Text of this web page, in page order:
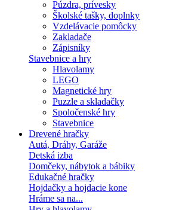
Púzdra, prívesky
Školské tašky, doplnky
Vzdelávacie pomôcky
Zakladače
Zápisníky
Stavebnice a hry
Hlavolamy
LEGO
Magnetické hry
Puzzle a skladačky
Spoločenské hry
Stavebnice
Drevené hračky
Autá, Dráhy, Garáže
Detská izba
Domčeky, nábytok a bábiky
Edukačné hračky
Hojdačky a hojdacie kone
Hráme sa na...